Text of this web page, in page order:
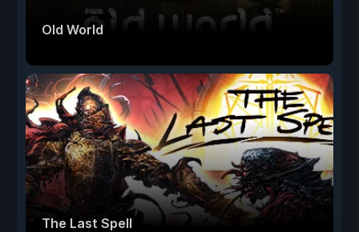
Old World
The Last Spell